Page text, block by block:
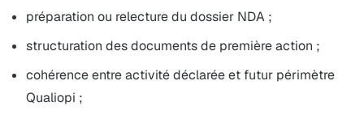
préparation ou relecture du dossier NDA ;
structuration des documents de première action ;
cohérence entre activité déclarée et futur périmètre
Qualiopi ;